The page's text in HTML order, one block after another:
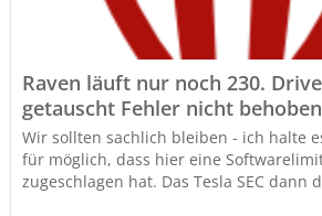
Raven läuft nur noch 230.
getauscht Fehler nicht behoben
Wir sollten sachlich bleiben - ich halte
für möglich, dass hier eine
zugeschlagen hat. Das Tesla SEC dann